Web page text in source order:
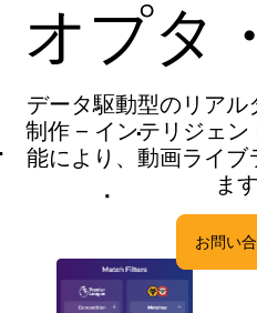
オプタ
データ駆動型のリアル
制作 – インテリジェ
能により、動画ライ
ます
お問い